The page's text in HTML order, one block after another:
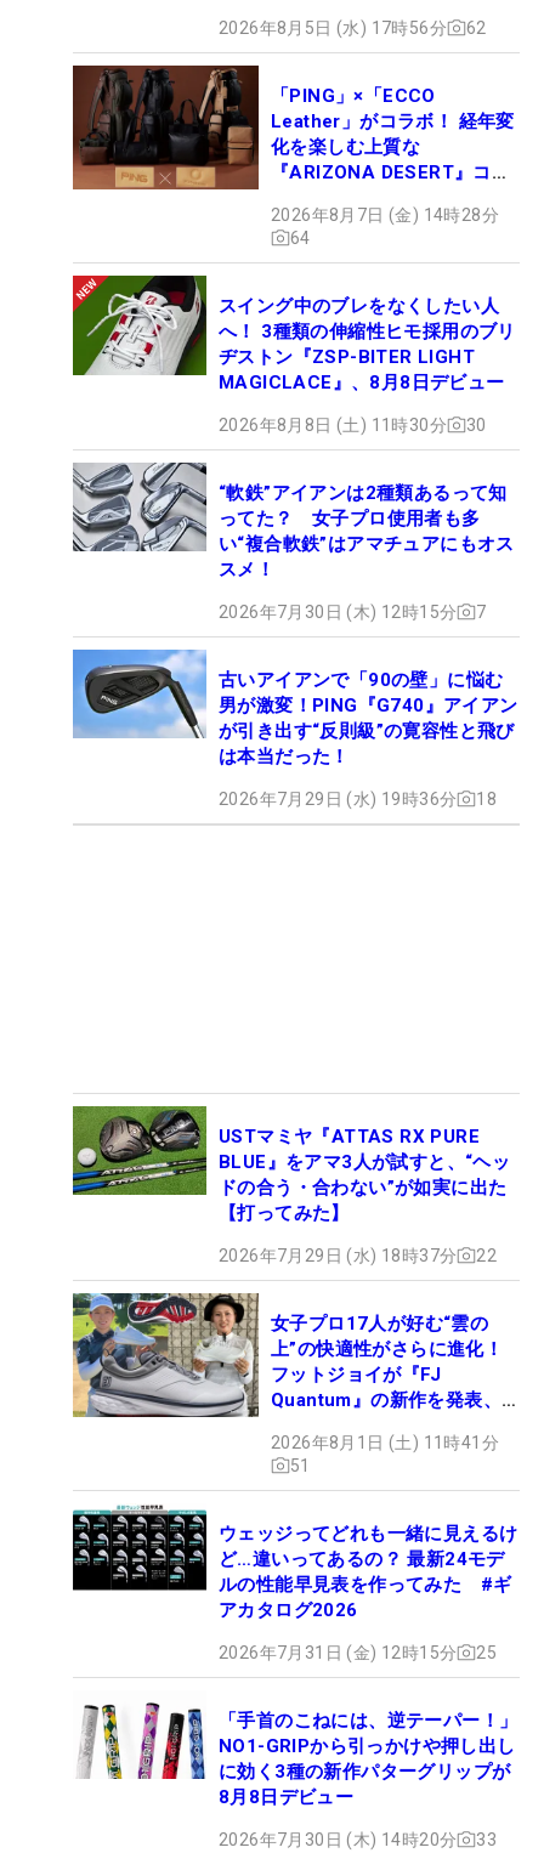
2026年8月5日 (水) 17時56分 62
「PING」×「ECCO
Leather」がコラボ！ 経年変
化を楽しむ上質な
『ARIZONA DESERT』コレ
ュー
2026年8月7日 (金) 14時28分
64
スイング中のブレをなくしたい人
へ！ 3種類の伸縮性ヒモ採用のブリ
ヂストン『ZSP-BITER LIGHT
MAGICLACE』、8月8日デビュー
2026年8月8日 (土) 11時30分 30
“軟鉄”アイアンは2種類あるって知
ってた？ 女子プロ使用者も多
い“複合軟鉄”はアマチュアにもオス
スメ！
2026年7月30日 (木) 12時15分 7
古いアイアンで「90の壁」に悩む
男が激変！PING『G740』アイアン
が引き出す“反則級”の寛容性と飛び
は本当だった！
2026年7月29日 (水) 19時36分 18
USTマミヤ『ATTAS RX PURE
BLUE』をアマ3人が試すと、“ヘッ
ドの合う・合わない”が如実に出た
【打ってみた】
2026年7月29日 (水) 18時37分 22
女子プロ17人が好む“雲の
上”の快適性がさらに進化！
フットジョイが『FJ
Quantum』の新作を発表、8
2026年8月1日 (土) 11時41分
51
ウェッジってどれも一緒に見えるけ
ど…違いってあるの？ 最新24モデ
ルの性能早見表を作ってみた #ギ
アカタログ2026
2026年7月31日 (金) 12時15分 25
「手首のこねには、逆テーパー！」
NO1-GRIPから引っかけや押し出し
に効く3種の新作パターグリップが
8月8日デビュー
2026年7月30日 (木) 14時20分 33